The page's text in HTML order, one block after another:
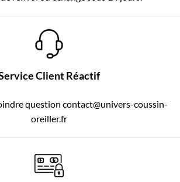
Client Réactif
question contact@univers-coussin-
oreiller.fr